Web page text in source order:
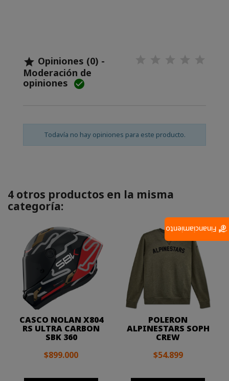
 Opiniones (0) -
Moderación de
opiniones 
Todavía no hay opiniones para este producto.
4 otros productos en la misma
categoría:
CASCO NOLAN X804
RS ULTRA CARBON
SBK 360
$899.000
POLERON
ALPINESTARS SOPH
CREW
$54.899
Financiamiento